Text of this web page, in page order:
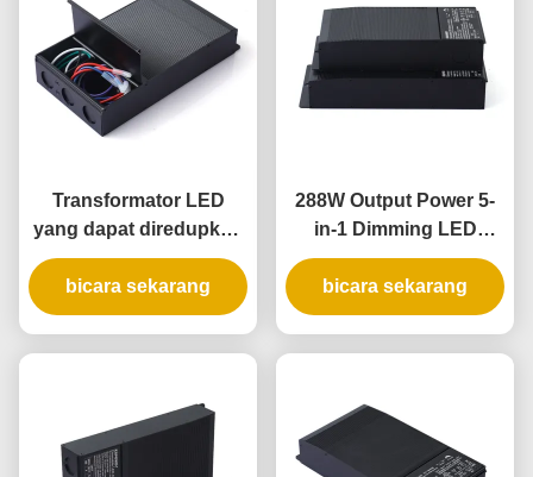
Transformator LED
yang dapat diredupkan
192W 5-in-1 dengan
Peringkat IP65 untuk
Aplikasi Peredupan
bicara sekarang
288W Output Power 5-
in-1 Dimming LED
Driver dengan Rating
IP65 untuk Aplikasi
Pencahayaan Universal
bicara sekarang